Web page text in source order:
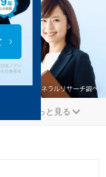
もっと見る